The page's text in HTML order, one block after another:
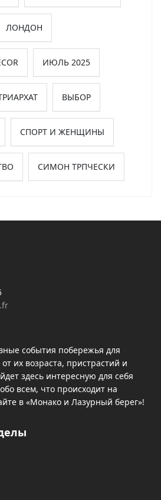
ЛОНДОН
ИЮЛЬ 2025
ВЫБОР
СПОРТ И ЖЕНЩИНЫ
СИМОН ТРПЧЕСКИ
события побережья для
их возраста, пристрастий и
здесь интересную для себя
всем, что происходит на
в «Монако и Лазурный берег»!